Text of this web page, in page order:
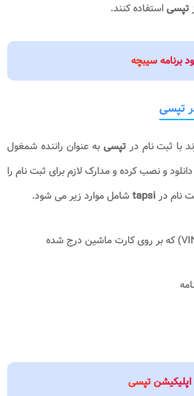
تپسیاستفاده کنند.
برنامه سیبچه
تپسی
با ثبت نام درتپسیبه عنوان راننده شمغول
دانلود و نصب کرده و مدارک لازم برای ثبت نام را
نام درtapsiشامل موارد زیر می شود.
تپسی